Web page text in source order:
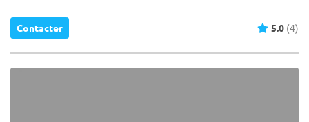
Contacter 5.0 (4)